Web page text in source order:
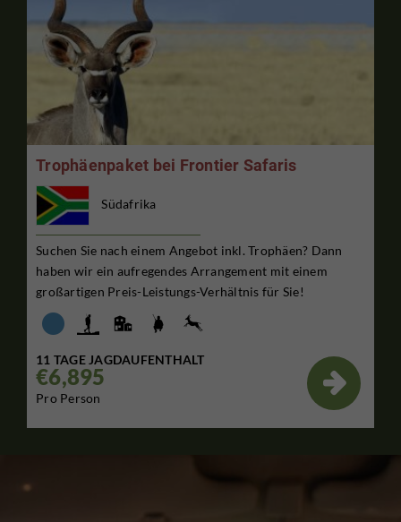
Trophäenpaket bei Frontier Safaris
Südafrika
Suchen Sie nach einem Angebot inkl. Trophäen? Dann
haben wir ein aufregendes Arrangement mit einem
großartigen Preis-Leistungs-Verhältnis für Sie!
11 TAGE JAGDAUFENTHALT
€6,895
Pro Person
